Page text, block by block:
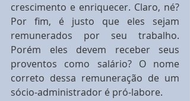
crescimento e enriquecer. Claro, né?
Por fim, é justo que eles sejam
remunerados por seu trabalho.
Porém eles devem receber seus
proventos como salário? O nome
correto dessa remuneração de um
sócio-administrador é pró-labore.